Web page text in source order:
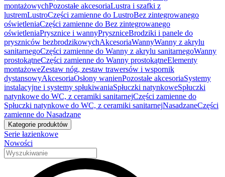
montażowychPozostałe akcesoriaLustra i szafki z
lustremLustroCzęści zamienne do LustroBez zintegrowanego
oświetleniaCzęści zamienne do Bez zintegrowanego
oświetleniaPrysznice i wannyPryszniceBrodziki i panele do
pryszniców bezbrodzikowychAkcesoriaWannyWanny z akrylu
sanitarnegoCzęści zamienne do Wanny z akrylu sanitarnegoWanny
prostokątneCzęści zamienne do Wanny prostokątneElementy
montażoweZestaw nóg, zestaw trawersów i wspornik
dystansowyAkcesoriaOsłony wanienPozostałe akcesoriaSystemy
instalacyjne i systemy spłukiwaniaSpłuczki natynkoweSpłuczki
natynkowe do WC, z ceramiki sanitarnejCzęści zamienne do
Spłuczki natynkowe do WC, z ceramiki sanitarnejNasadzaneCzęści
zamienne do Nasadzane
Kategorie produktów
Serie łazienkowe
Nowości